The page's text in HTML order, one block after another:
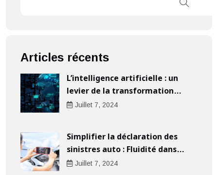
Articles récents
L’intelligence artificielle : un
levier de la transformation
digitale pour les entreprises
Juillet 7, 2024
Simplifier la déclaration des
sinistres auto : Fluidité dans
l’indemnisation
Juillet 7, 2024